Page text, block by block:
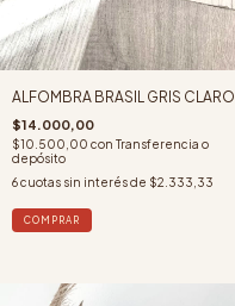
ALFOMBRA BRASIL GRIS CLARO
$14.000,00
$10.500,00 con Transferencia o
depósito
6cuotas sin interés de $2.333,33